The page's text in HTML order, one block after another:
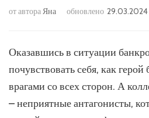
от автораЯна обновлено 29.03.2024
Оказавшись в ситуации
почувствовать себя, как
врагами со всех сторон. А
– неприятные антагонисты,